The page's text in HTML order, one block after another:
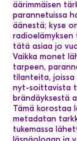
äärimmäisen
parannetuissa
äänestä; kyse
radioelämyksen
tätä asiaa jo
Vaikka monet
tarpeen,
tilanteita, joissa
nyt-soittavista
brändäyksestä
Tämä
metadatan
tukemassa